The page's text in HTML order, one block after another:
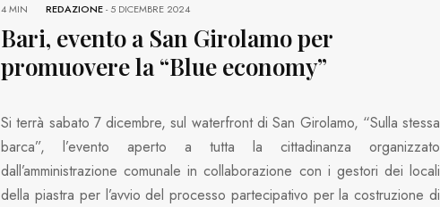
REDAZIONE-5 DICEMBRE 2024
4 MIN
Bari, evento a San Girolamo per
promuovere la “Blue economy”
Si terrà sabato 7 dicembre, sul waterfront di San Girolamo, “Sulla stessa
barca”, l’evento aperto a tutta la cittadinanza organizzato
dall’amministrazione comunale in collaborazione con i gestori dei locali
della piastra per l’avvio del processo partecipativo per la costruzione di